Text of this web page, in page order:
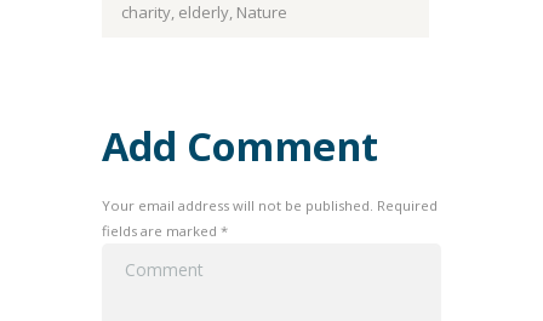
charity, elderly, Nature
Add Comment
Your email address will not be published. Required
fields are marked *